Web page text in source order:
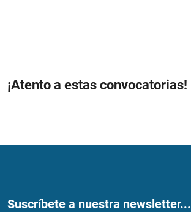
¡Atento a estas convocatorias!
Suscríbete a nuestra newsletter...